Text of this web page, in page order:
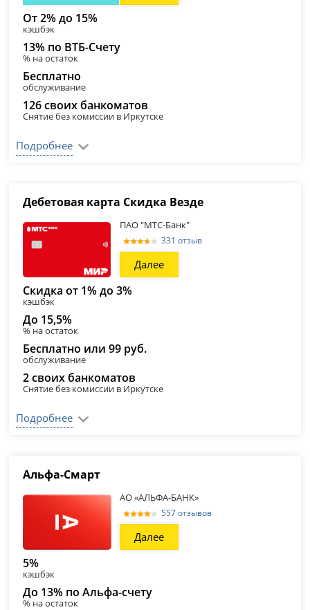
От 2% до 15%
кэшбэк
13% по ВТБ-Счету
% на остаток
Бесплатно
обслуживание
126 своих банкоматов
Снятие без комиссии в Иркутске
Подробнее
Дебетовая карта Скидка Везде
ПАО "МТС-Банк"
331 отзыв
Далее
Скидка от 1% до 3%
кэшбэк
До 15,5%
% на остаток
Бесплатно или 99 руб.
обслуживание
2 своих банкоматов
Снятие без комиссии в Иркутске
Подробнее
Альфа‑Смарт
АО «АЛЬФА-БАНК»
557 отзывов
Далее
5%
кэшбэк
До 13% по Альфа-счету
% на остаток